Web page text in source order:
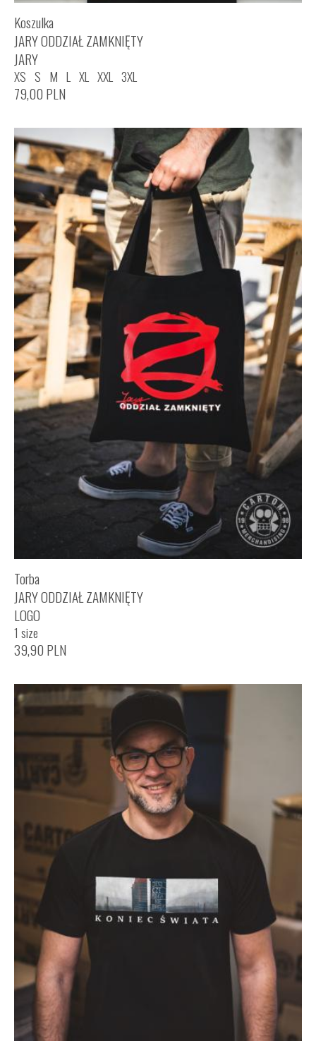
Koszulka
JARY ODDZIAŁ ZAMKNIĘTY
JARY
XS S M L XL XXL 3XL
79,00 PLN
Torba
JARY ODDZIAŁ ZAMKNIĘTY
LOGO
1 size
39,90 PLN